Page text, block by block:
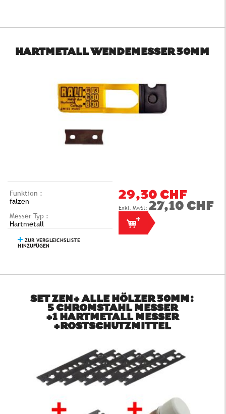
HARTMETALL WENDEMESSER 30MM
Funktion :
falzen
Messer Typ :
Hartmetall
ZUR VERGLEICHSLISTE
HINZUFÜGEN
29,30 CHF
27,10 CHF
SET ZEN+ ALLE HÖLZER 30MM:
5 CHROMSTAHL MESSER
+1 HARTMETALL MESSER
+ROSTSCHUTZMITTEL